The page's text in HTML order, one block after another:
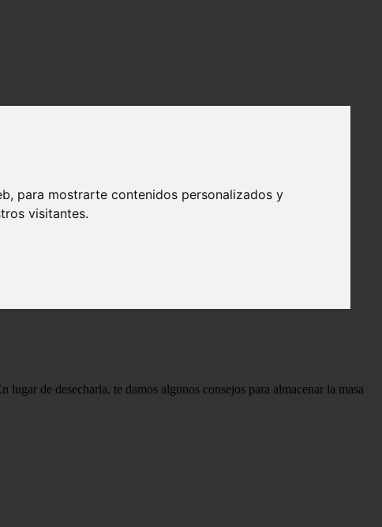
para mostrarte contenidos personalizados y
visitantes.
lugar de desecharla, te damos algunos consejos para almacenar la masa